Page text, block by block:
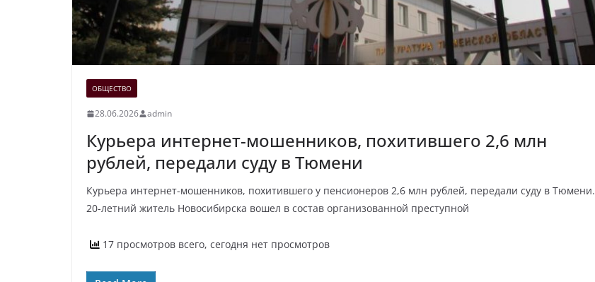
ОБЩЕСТВО
28.06.2026 admin
Курьера интернет-мошенников, похитившего 2,6 млн
рублей, передали суду в Тюмени
Курьера интернет-мошенников, похитившего у пенсионеров 2,6 млн рублей, передали суду в Тюмени.
20-летний житель Новосибирска вошел в состав организованной преступной
17 просмотров всего, сегодня нет просмотров